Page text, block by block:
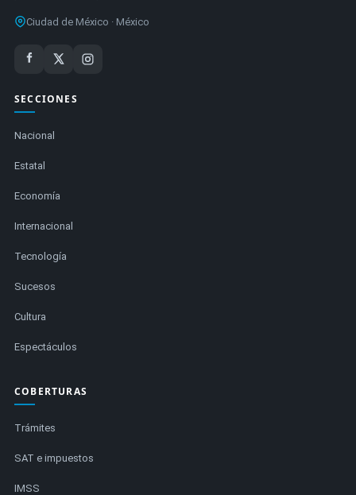
Ciudad de México · México
SECCIONES
Nacional
Estatal
Economía
Internacional
Tecnología
Sucesos
Cultura
Espectáculos
COBERTURAS
Trámites
SAT e impuestos
IMSS